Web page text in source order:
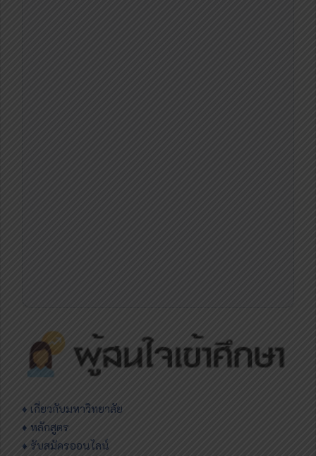
♦ เกี่ยวกับมหาวิทยาลัย
♦ หลักสูตร
♦ รับสมัครออนไลน์